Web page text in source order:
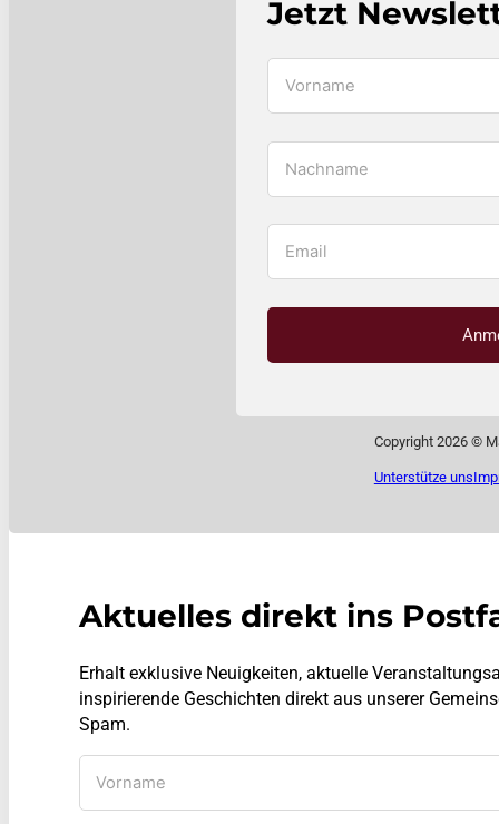
Jetzt
Copyright 2026 ©
Unterstütze uns
Aktuelles direkt ins
Erhalt exklusive Neuigkeiten, aktuelle
inspirierende Geschichten direkt aus unserer
Spam.